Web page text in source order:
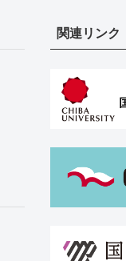
関連リンク